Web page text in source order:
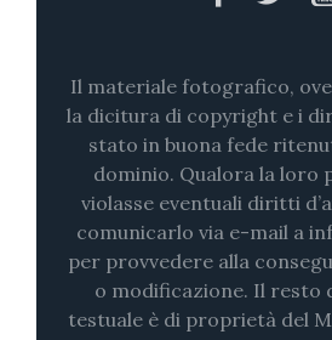
Il materiale fotografico,
la dicitura di copyright e i
stato in buona fede
dominio. Qualora la loro
violasse eventuali diritti
comunicarlo via e-mail a
per provvedere alla
o modificazione. Il resto
testuale è di proprietà del